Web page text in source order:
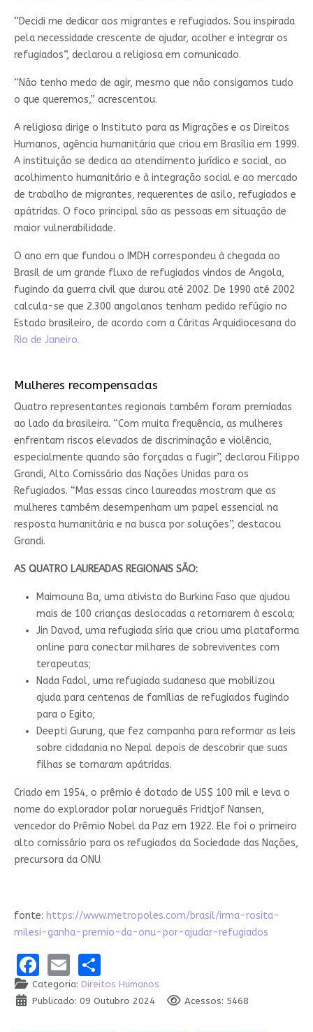
“Decidi me dedicar aos migrantes e refugiados. Sou inspirada
pela necessidade crescente de ajudar, acolher e integrar os
refugiados”, declarou a religiosa em comunicado.
“Não tenho medo de agir, mesmo que não consigamos tudo
o que queremos,” acrescentou.
A religiosa dirige o Instituto para as Migrações e os Direitos
Humanos, agência humanitária que criou em Brasília em 1999.
A instituição se dedica ao atendimento jurídico e social, ao
acolhimento humanitário e à integração social e ao mercado
de trabalho de migrantes, requerentes de asilo, refugiados e
apátridas. O foco principal são as pessoas em situação de
maior vulnerabilidade.
O ano em que fundou o IMDH correspondeu à chegada ao
Brasil de um grande fluxo de refugiados vindos de Angola,
fugindo da guerra civil que durou até 2002. De 1990 até 2002
calcula-se que 2.300 angolanos tenham pedido refúgio no
Estado brasileiro, de acordo com a Cáritas Arquidiocesana do
Rio de Janeiro.
Mulheres recompensadas
Quatro representantes regionais também foram premiadas
ao lado da brasileira. “Com muita frequência, as mulheres
enfrentam riscos elevados de discriminação e violência,
especialmente quando são forçadas a fugir”, declarou Filippo
Grandi, Alto Comissário das Nações Unidas para os
Refugiados. “Mas essas cinco laureadas mostram que as
mulheres também desempenham um papel essencial na
resposta humanitária e na busca por soluções”, destacou
Grandi.
AS QUATRO LAUREADAS REGIONAIS SÃO:
Maimouna Ba, uma ativista do Burkina Faso que ajudou
mais de 100 crianças deslocadas a retornarem à escola;
Jin Davod, uma refugiada síria que criou uma plataforma
online para conectar milhares de sobreviventes com
terapeutas;
Nada Fadol, uma refugiada sudanesa que mobilizou
ajuda para centenas de famílias de refugiados fugindo
para o Egito;
Deepti Gurung, que fez campanha para reformar as leis
sobre cidadania no Nepal depois de descobrir que suas
filhas se tornaram apátridas.
Criado em 1954, o prêmio é dotado de US$ 100 mil e leva o
nome do explorador polar norueguês Fridtjof Nansen,
vencedor do Prêmio Nobel da Paz em 1922. Ele foi o primeiro
alto comissário para os refugiados da Sociedade das Nações,
precursora da ONU.
fonte: https://www.metropoles.com/brasil/irma-rosita-
milesi-ganha-premio-da-onu-por-ajudar-refugiados
Facebook
EmailShare
Categoria: Direitos Humanos
Publicado: 09 Outubro 2024
Acessos: 5468